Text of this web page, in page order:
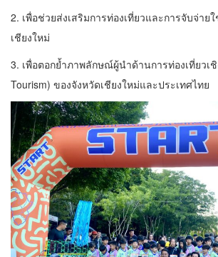
2. เพื่อช่วยส่งเสริมการท่องเที่ยวและการจับจ่าย
เชียงใหม่
3. เพื่อตอกย้ำภาพลักษณ์ผู้นําด้านการท่องเที่ยวเ
Tourism) ของจังหวัดเชียงใหม่และประเทศไทย